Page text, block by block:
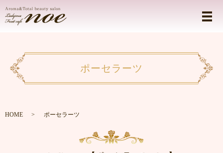
ポーセラーツ
HOME ポーセラーツ